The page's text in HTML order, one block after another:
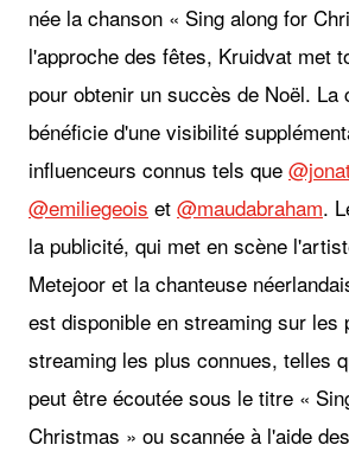
née la chanson « Sing along for
l'approche des fêtes, Kruidvat met
pour obtenir un succès de Noël. La
bénéficie d'une visibilité
influenceurs connus tels que
@emiliegeois et @maudabraham.
la publicité, qui met en scène
Metejoor et la chanteuse
est disponible en streaming sur les
streaming les plus connues, telles
peut être écoutée sous le titre «
Christmas » ou scannée à l'aide